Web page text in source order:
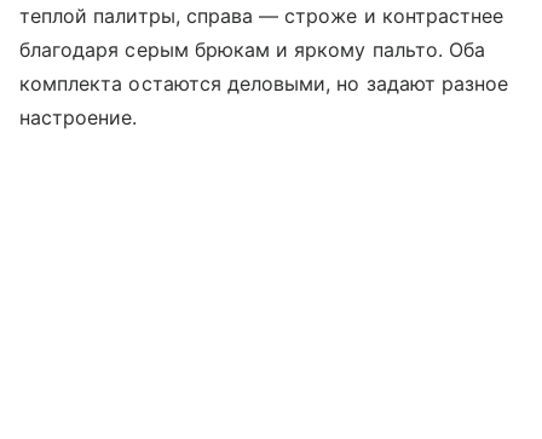
теплой палитры, справа — строже и контрастнее
благодаря серым брюкам и яркому пальто. Оба
комплекта остаются деловыми, но задают разное
настроение.